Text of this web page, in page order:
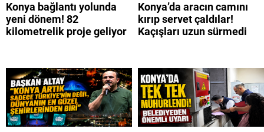
Konya bağlantı yolunda
yeni dönem! 82
kilometrelik proje geliyor
Konya’da aracın camını
kırıp servet çaldılar!
Kaçışları uzun sürmedi